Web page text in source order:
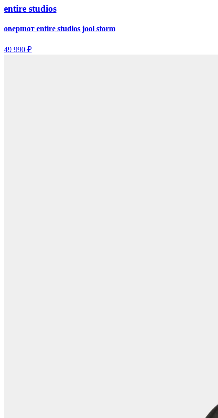
entire studios
овершот entire studios jool storm
49 990 ₽